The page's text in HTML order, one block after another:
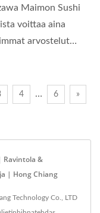
Maimon Sushi
voittaa aina
arvostelut
4 … 6 »
Ravintola &
| Hong Chiang
Technology Co., LTD